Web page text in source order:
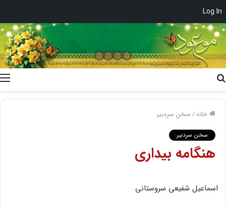
Log In
خانه/سخن سردبیر
سخن سردبیر
هنگامه‌ بیداری
اسماعیل شفیعی سروستانی